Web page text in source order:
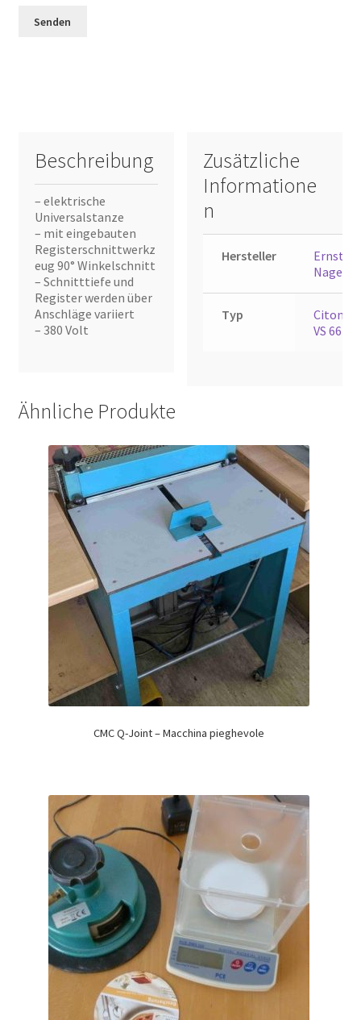
Beschreibung
– elektrische
Universalstanze
– mit eingebauten
Registerschnittwerkz
eug 90° Winkelschnitt
– Schnitttiefe und
Register werden über
Anschläge variiert
– 380 Volt
Zusätzliche
Informatione
n
Hersteller
Ernst
Nagel
Typ
Citonak
VS 66
Ähnliche Produkte
CMC Q-Joint – Macchina pieghevole